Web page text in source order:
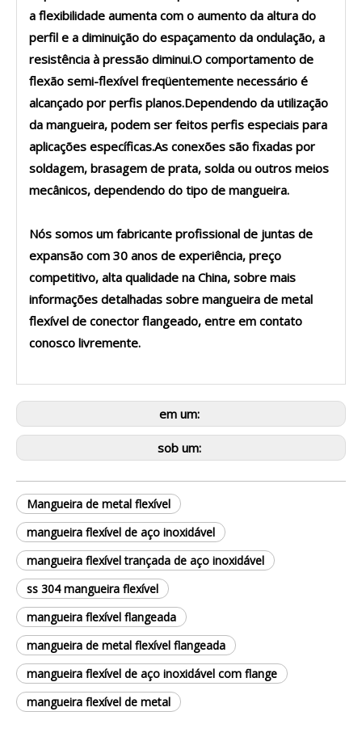
a flexibilidade aumenta com o aumento da altura do
perfil e a diminuição do espaçamento da ondulação, a
resistência à pressão diminui.O comportamento de
flexão semi-flexível freqüentemente necessário é
alcançado por perfis planos.Dependendo da utilização
da mangueira, podem ser feitos perfis especiais para
aplicações específicas.As conexões são fixadas por
soldagem, brasagem de prata, solda ou outros meios
mecânicos, dependendo do tipo de mangueira.
Nós somos um fabricante profissional de juntas de
expansão com 30 anos de experiência, preço
competitivo, alta qualidade na China, sobre mais
informações detalhadas sobre mangueira de metal
flexível de conector flangeado, entre em contato
conosco livremente.
em um:
sob um:
Mangueira de metal flexível
mangueira flexível de aço inoxidável
mangueira flexível trançada de aço inoxidável
ss 304 mangueira flexível
mangueira flexível flangeada
mangueira de metal flexível flangeada
mangueira flexível de aço inoxidável com flange
mangueira flexível de metal